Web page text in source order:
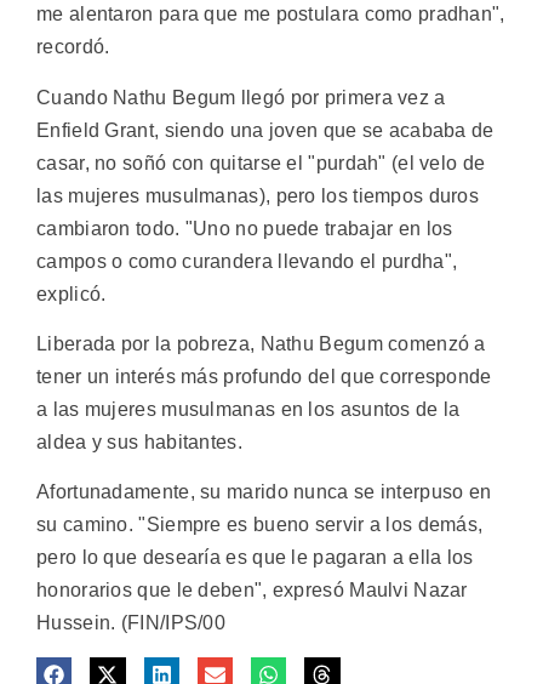
me alentaron para que me postulara como pradhan",
recordó.
Cuando Nathu Begum llegó por primera vez a
Enfield Grant, siendo una joven que se acababa de
casar, no soñó con quitarse el "purdah" (el velo de
las mujeres musulmanas), pero los tiempos duros
cambiaron todo. "Uno no puede trabajar en los
campos o como curandera llevando el purdha",
explicó.
Liberada por la pobreza, Nathu Begum comenzó a
tener un interés más profundo del que corresponde
a las mujeres musulmanas en los asuntos de la
aldea y sus habitantes.
Afortunadamente, su marido nunca se interpuso en
su camino. "Siempre es bueno servir a los demás,
pero lo que desearía es que le pagaran a ella los
honorarios que le deben", expresó Maulvi Nazar
Hussein. (FIN/IPS/00